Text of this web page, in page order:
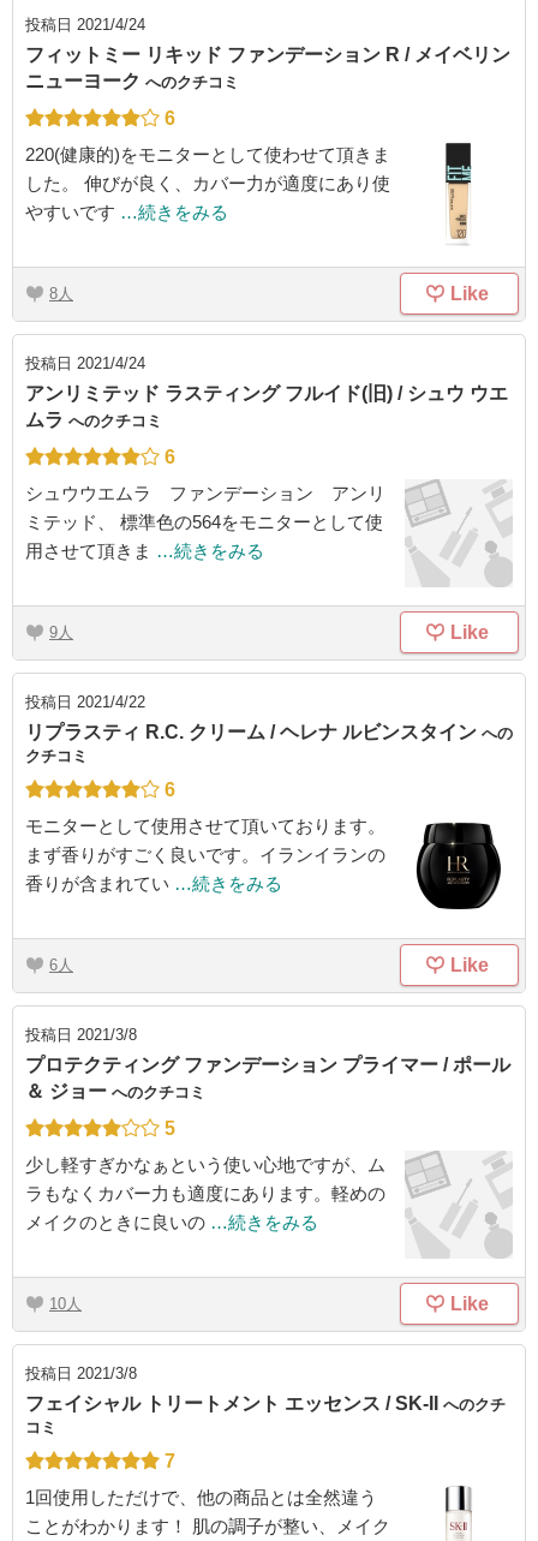
投稿日 2021/4/24
フィットミー リキッド ファンデーション R / メイベリン
ニューヨーク へのクチコミ
6
220(健康的)をモニターとして使わせて頂きま
した。 伸びが良く、カバー力が適度にあり使
やすいです …続きをみる
8 Like
投稿日 2021/4/24
アンリミテッド ラスティング フルイド(旧) / シュウ ウエ
ムラ へのクチコミ
6
シュウウエムラ ファンデーション アンリ
ミテッド、 標準色の564をモニターとして使
用させて頂きま …続きをみる
9 Like
投稿日 2021/4/22
リプラスティ R.C. クリーム / ヘレナ ルビンスタイン への
クチコミ
6
モニターとして使用させて頂いております。
まず香りがすごく良いです。イランイランの
香りが含まれてい …続きをみる
6 Like
投稿日 2021/3/8
プロテクティング ファンデーション プライマー / ポール
＆ ジョー へのクチコミ
5
少し軽すぎかなぁという使い心地ですが、ム
ラもなくカバー力も適度にあります。軽めの
メイクのときに良いの …続きをみる
10 Like
投稿日 2021/3/8
フェイシャル トリートメント エッセンス / SK-II へのクチ
コミ
7
1回使用しただけで、他の商品とは全然違う
ことがわかります！ 肌の調子が整い、メイク